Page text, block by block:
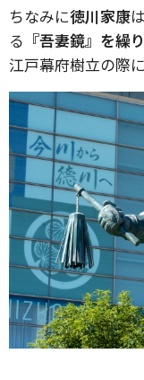
ちなみに徳川家康
る 『吾妻鏡』を繰
江戸幕府樹立の際